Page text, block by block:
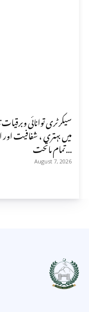
سیکرٹری توانائی
میں بہتری ، شفافیت
تمام ماتحت...
August 7, 2026